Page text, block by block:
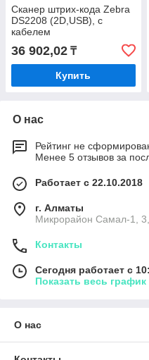
Сканер штрих-кода Zebra
DS2208 (2D,USB), с
кабелем
36 902,02 ₸
Купить
О нас
Рейтинг не
Менее 5 отзывов за
Работает с 22.10.2018
г. Алматы
Микрорайон Самал-1,
Контакты
Сегодня работает с
Показать весь
О нас